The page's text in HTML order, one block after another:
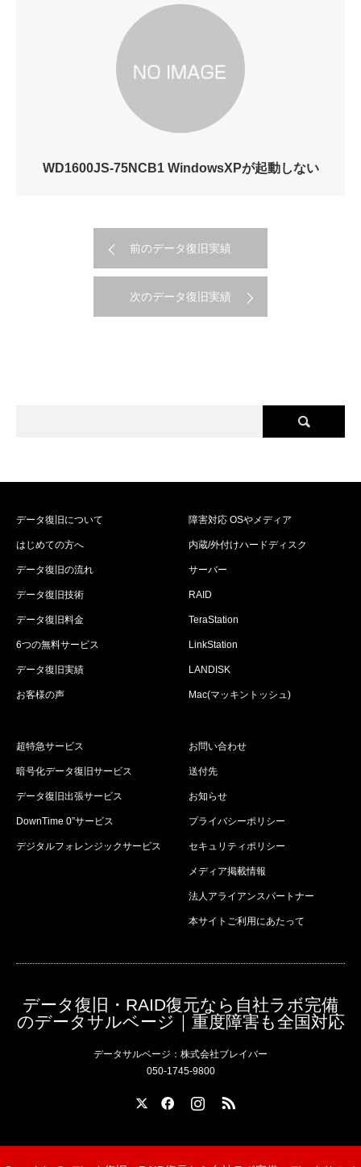
WD1600JS-75NCB1 WindowsXPが起動しない
前のデータ復旧実績
次のデータ復旧実績
データ復旧について
はじめての方へ
データ復旧の流れ
データ復旧技術
データ復旧料金
6つの無料サービス
データ復旧実績
お客様の声
障害対応 OSやメディア
内蔵/外付けハードディスク
サーバー
RAID
TeraStation
LinkStation
LANDISK
Mac(マッキントッシュ)
超特急サービス
暗号化データ復旧サービス
データ復旧出張サービス
DownTime 0”サービス
デジタルフォレンジックサービス
お問い合わせ
送付先
お知らせ
プライバシーポリシー
セキュリティポリシー
メディア掲載情報
法人アライアンスパートナー
本サイトご利用にあたって
データ復旧・RAID復元なら自社ラボ完備
のデータサルベージ｜重度障害も全国対応
データサルベージ：株式会社ブレイバー
050-1745-9800